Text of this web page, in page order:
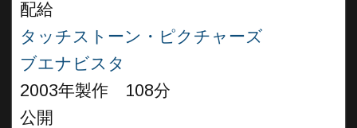
配給
タッチストーン・ピクチャーズ
ブエナビスタ
2003年製作 108分
公開